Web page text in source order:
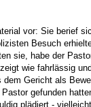
vor: Sie
Besuch
sie, habe der
wie fahrlässig
Gericht als
gefunden
plädiert -